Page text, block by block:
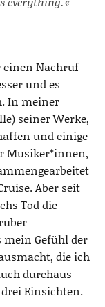
einen Nachruf
und es
In meiner
seiner Werke,
und einige
Musiker*innen,
Aber seit
Tod die
mein Gefühl der
die ich
durchaus
Einsichten.